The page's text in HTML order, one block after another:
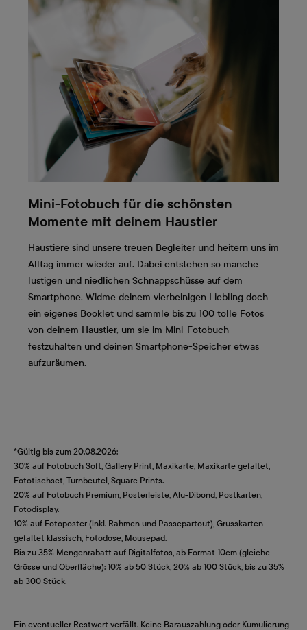
Mini-Fotobuch für die schönsten
Momente mit deinem Haustier
Haustiere sind unsere treuen Begleiter und heitern uns im
Alltag immer wieder auf. Dabei entstehen so manche
lustigen und niedlichen Schnappschüsse auf dem
Smartphone. Widme deinem vierbeinigen Liebling doch
ein eigenes Booklet und sammle bis zu 100 tolle Fotos
von deinem Haustier, um sie im Mini-Fotobuch
festzuhalten und deinen Smartphone-Speicher etwas
aufzuräumen.
*Gültig bis zum 20.08.2026:
30% auf Fotobuch Soft, Gallery Print, Maxikarte, Maxikarte gefaltet,
Fototischset, Turnbeutel, Square Prints.
20% auf Fotobuch Premium, Posterleiste, Alu-Dibond, Postkarten,
Fotodisplay.
10% auf Fotoposter (inkl. Rahmen und Passepartout), Grusskarten
gefaltet klassisch, Fotodose, Mousepad.
Bis zu 35% Mengenrabatt auf Digitalfotos, ab Format 10cm (gleiche
Grösse und Oberfläche): 10% ab 50 Stück, 20% ab 100 Stück, bis zu 35%
ab 300 Stück.
Ein eventueller Restwert verfällt. Keine Barauszahlung oder Kumulierung